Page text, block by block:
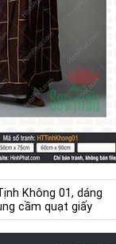
Không 01, dáng
cầm quạt giấy